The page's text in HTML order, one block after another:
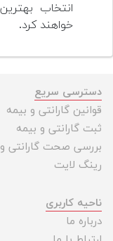
انتخاب
خواهند کرد.
دسترسی سریع
قوانین گارانتی و بیمه
ثبت گارانتی و بیمه
بررسی صحت گارانتی
رینگ لایت
ناحیه کاربری
درباره ما